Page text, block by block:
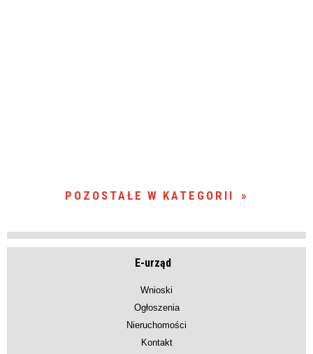
POZOSTAŁE W KATEGORII
E-urząd
Wnioski
Ogłoszenia
Nieruchomości
Kontakt